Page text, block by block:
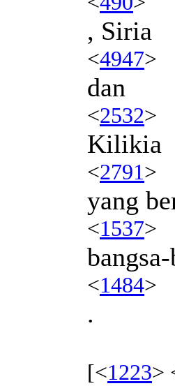
, Siria
<4947>
dan
<2532>
Kilikia
<2791>
yang
<1537>
<1484>
.
[<1223>